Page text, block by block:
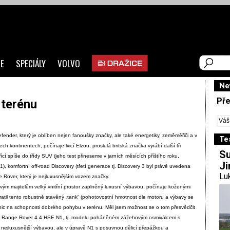
který je oblíben nejen fanoušky značky, ale také energetiky, zeměměřiči a v
kontinentech, počínaje lvicí Elzou, proslulá britská značka vyrábí další tři
spíše do třídy SUV (jeho test přineseme v jarních měsících příštího roku,
komfortní off-road Discovery (třetí generace tj. Discovery 3 byl právě uvedena
který je nejluxusnějším vozem značky.
majitelům velký vnitřní prostor zaplněný luxusní výbavou, počínaje koženými
tento robustně stavěný „tank“ (pohotovostní hmotnost dle motoru a výbavy se
na schopnosti dobrého pohybu v terénu. Měl jsem možnost se o tom přesvědčit
Rover 4.4 HSE N1, tj. modelu poháněném zážehovým osmiválcem s
výbavou, ale v úpravě N1 s posuvnou dělicí přepážkou a
SPECIÁLY VOLVO